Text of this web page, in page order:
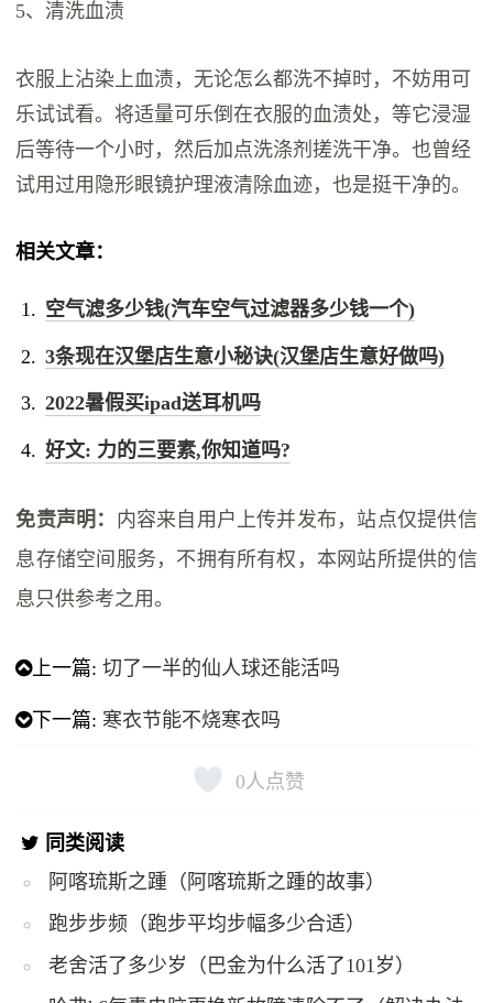
5、清洗血渍
衣服上沾染上血渍，无论怎么都洗不掉时，不妨用可
乐试试看。将适量可乐倒在衣服的血渍处，等它浸湿
后等待一个小时，然后加点洗涤剂搓洗干净。也曾经
试用过用隐形眼镜护理液清除血迹，也是挺干净的。
相关文章：
空气滤多少钱(汽车空气过滤器多少钱一个)
3条现在汉堡店生意小秘诀(汉堡店生意好做吗)
2022暑假买ipad送耳机吗
好文: 力的三要素,你知道吗?
免责声明： 内容来自用户上传并发布，站点仅提供信
息存储空间服务，不拥有所有权，本网站所提供的信
息只供参考之用。
上一篇:切了一半的仙人球还能活吗
下一篇: 寒衣节能不烧寒衣吗
0人点赞
同类阅读
阿喀琉斯之踵（阿喀琉斯之踵的故事）
跑步步频（跑步平均步幅多少合适）
老舍活了多少岁（巴金为什么活了101岁）